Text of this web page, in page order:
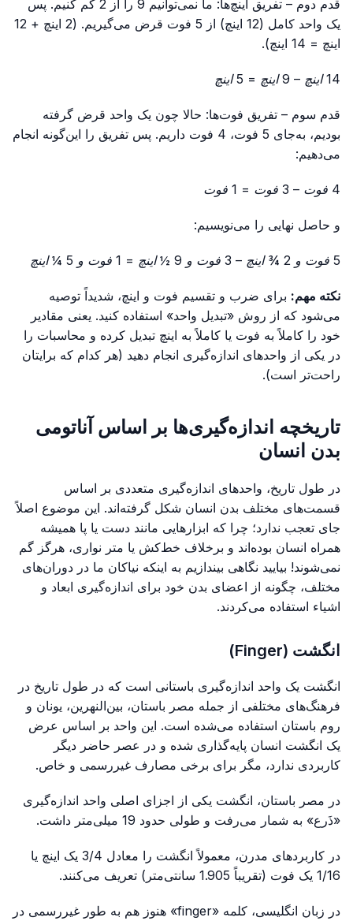
قدم دوم – تفریق اینچ‌ها: ما نمی‌توانیم 9 را از 2 کم کنیم. پس
یک واحد کامل (12 اینچ) از 5 فوت قرض می‌گیریم. (2 اینچ + 12
اینچ = 14 اینچ).
14 اینچ – 9 اینچ = 5 اینچ
قدم سوم – تفریق فوت‌ها: حالا چون یک واحد قرض گرفته
بودیم، به‌جای 5 فوت، 4 فوت داریم. پس تفریق را این‌گونه انجام
می‌دهیم:
4 فوت – 3 فوت = 1 فوت
و حاصل نهایی را می‌نویسیم:
5 فوت و 2 ¾ اینچ – 3 فوت و 9 ½ اینچ = 1 فوت و 5 ¼ اینچ
نکته مهم: برای ضرب و تقسیم فوت و اینچ، شدیداً توصیه
می‌شود که از روش «تبدیل واحد» استفاده کنید. یعنی مقادیر
خود را کاملاً به فوت یا کاملاً به اینچ تبدیل کرده و محاسبات را
در یکی از واحدهای اندازه‌گیری انجام دهید (هر کدام که برایتان
راحت‌تر است).
تاریخچه اندازه‌گیری‌ها بر اساس آناتومی
بدن انسان
در طول تاریخ، واحدهای اندازه‌گیری متعددی بر اساس
قسمت‌های مختلف بدن انسان شکل گرفته‌اند. این موضوع اصلاً
جای تعجب ندارد؛ چرا که ابزارهایی مانند دست یا پا همیشه
همراه انسان بوده‌اند و برخلاف خط‌کش یا متر نواری، هرگز گم
نمی‌شوند! بیایید نگاهی بیندازیم به اینکه نیاکان ما در دوران‌های
مختلف، چگونه از اعضای بدن خود برای اندازه‌گیری ابعاد و
اشیاء استفاده می‌کردند.
انگشت (Finger)
انگشت یک واحد اندازه‌گیری باستانی است که در طول تاریخ در
فرهنگ‌های مختلفی از جمله مصر باستان، بین‌النهرین، یونان و
روم باستان استفاده می‌شده است. این واحد بر اساس عرض
یک انگشت انسان پایه‌گذاری شده و در عصر حاضر دیگر
کاربردی ندارد، مگر برای برخی مصارف غیررسمی و خاص.
در مصر باستان، انگشت یکی از اجزای اصلی واحد اندازه‌گیری
«ذَرع» به شمار می‌رفت و طولی حدود 19 میلی‌متر داشت.
در کاربردهای مدرن، معمولاً انگشت را معادل 3/4 یک اینچ یا
1/16 یک فوت (تقریباً 1.905 سانتی‌متر) تعریف می‌کنند.
در زبان انگلیسی، کلمه «finger» هنوز هم به طور غیررسمی در